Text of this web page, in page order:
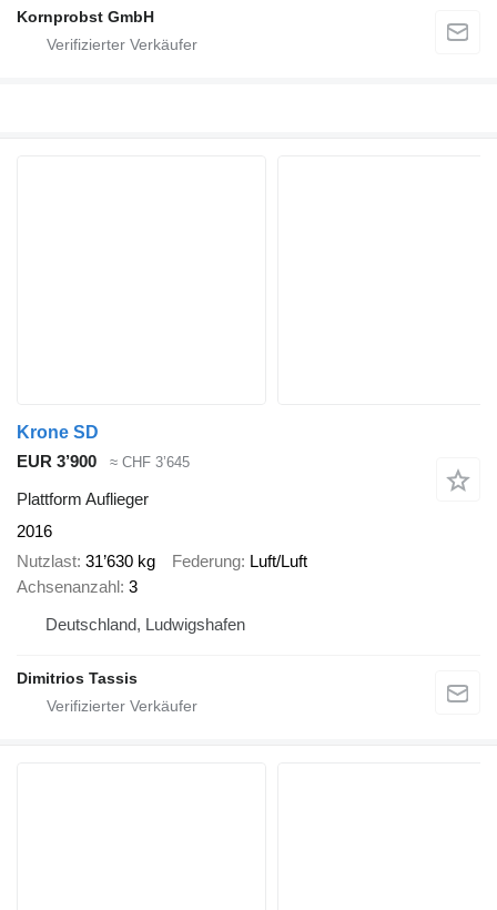
Kornprobst GmbH
Krone SD
EUR 3’900
≈ CHF 3’645
Plattform Auflieger
2016
Nutzlast 31’630 kg Federung Luft/Luft
Achsenanzahl 3
Deutschland, Ludwigshafen
Dimitrios Tassis